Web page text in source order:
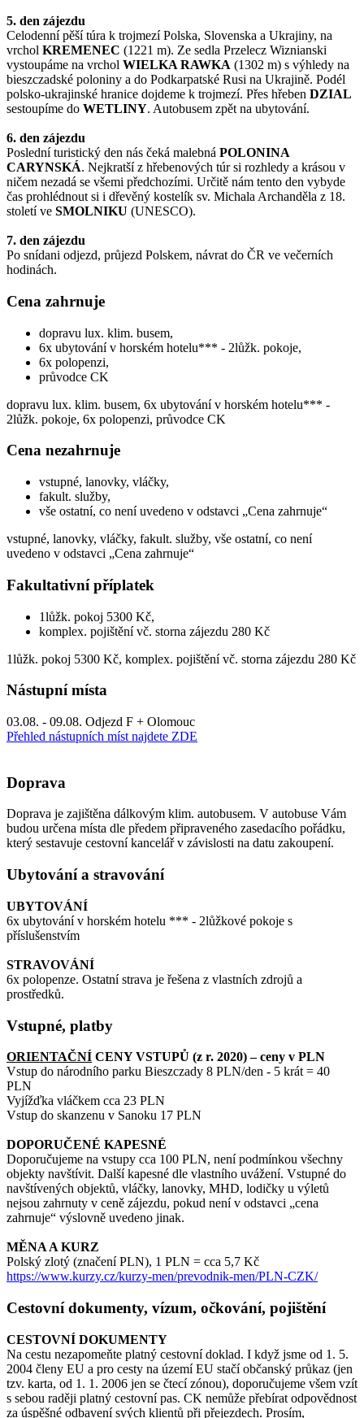
5. den zájezdu
Celodenní pěší túra k trojmezí Polska, Slovenska a Ukrajiny, na
vrchol KREMENEC (1221 m). Ze sedla Przelecz Wiznianski
vystoupáme na vrchol WIELKA RAWKA (1302 m) s výhledy na
bieszczadské poloniny a do Podkarpatské Rusi na Ukrajině. Podél
polsko-ukrajinské hranice dojdeme k trojmezí. Přes hřeben DZIAL
sestoupíme do WETLINY. Autobusem zpět na ubytování.
6. den zájezdu
Poslední turistický den nás čeká malebná POLONINA
CARYNSKÁ. Nejkratší z hřebenových túr si rozhledy a krásou v
ničem nezadá se všemi předchozími. Určitě nám tento den vybyde
čas prohlédnout si i dřevěný kostelík sv. Michala Archanděla z 18.
století ve SMOLNIKU (UNESCO).
7. den zájezdu
Po snídani odjezd, průjezd Polskem, návrat do ČR ve večerních
hodinách.
Cena zahrnuje
dopravu lux. klim. busem,
6x ubytování v horském hotelu*** - 2lůžk. pokoje,
6x polopenzi,
průvodce CK
dopravu lux. klim. busem, 6x ubytování v horském hotelu*** -
2lůžk. pokoje, 6x polopenzi, průvodce CK
Cena nezahrnuje
vstupné, lanovky, vláčky,
fakult. služby,
vše ostatní, co není uvedeno v odstavci „Cena zahrnuje“
vstupné, lanovky, vláčky, fakult. služby, vše ostatní, co není
uvedeno v odstavci „Cena zahrnuje“
Fakultativní příplatek
1lůžk. pokoj 5300 Kč,
komplex. pojištění vč. storna zájezdu 280 Kč
1lůžk. pokoj 5300 Kč, komplex. pojištění vč. storna zájezdu 280 Kč
Nástupní místa
03.08. - 09.08. Odjezd F + Olomouc
Přehled nástupních míst najdete ZDE
Doprava
Doprava je zajištěna dálkovým klim. autobusem. V autobuse Vám
budou určena místa dle předem připraveného zasedacího pořádku,
který sestavuje cestovní kancelář v závislosti na datu zakoupení.
Ubytování a stravování
UBYTOVÁNÍ
6x ubytování v horském hotelu *** - 2lůžkové pokoje s
příslušenstvím
STRAVOVÁNÍ
6x polopenze. Ostatní strava je řešena z vlastních zdrojů a
prostředků.
Vstupné, platby
ORIENTAČNÍ CENY VSTUPŮ (z r. 2020) – ceny v PLN
Vstup do národního parku Bieszczady 8 PLN/den - 5 krát = 40
PLN
Vyjížďka vláčkem cca 23 PLN
Vstup do skanzenu v Sanoku 17 PLN
DOPORUČENÉ KAPESNÉ
Doporučujeme na vstupy cca 100 PLN, není podmínkou všechny
objekty navštívit. Další kapesné dle vlastního uvážení. Vstupné do
navštívených objektů, vláčky, lanovky, MHD, lodičky u výletů
nejsou zahrnuty v ceně zájezdu, pokud není v odstavci „cena
zahrnuje“ výslovně uvedeno jinak.
MĚNA A KURZ
Polský zlotý (značení PLN), 1 PLN = cca 5,7 Kč
https://www.kurzy.cz/kurzy-men/prevodnik-men/PLN-CZK/
Cestovní dokumenty, vízum, očkování, pojištění
CESTOVNÍ DOKUMENTY
Na cestu nezapomeňte platný cestovní doklad. I když jsme od 1. 5.
2004 členy EU a pro cesty na území EU stačí občanský průkaz (jen
tzv. karta, od 1. 1. 2006 jen se čtecí zónou), doporučujeme všem vzít
s sebou raději platný cestovní pas. CK nemůže přebírat odpovědnost
za úspěšné odbavení svých klientů při přejezdech. Prosím,